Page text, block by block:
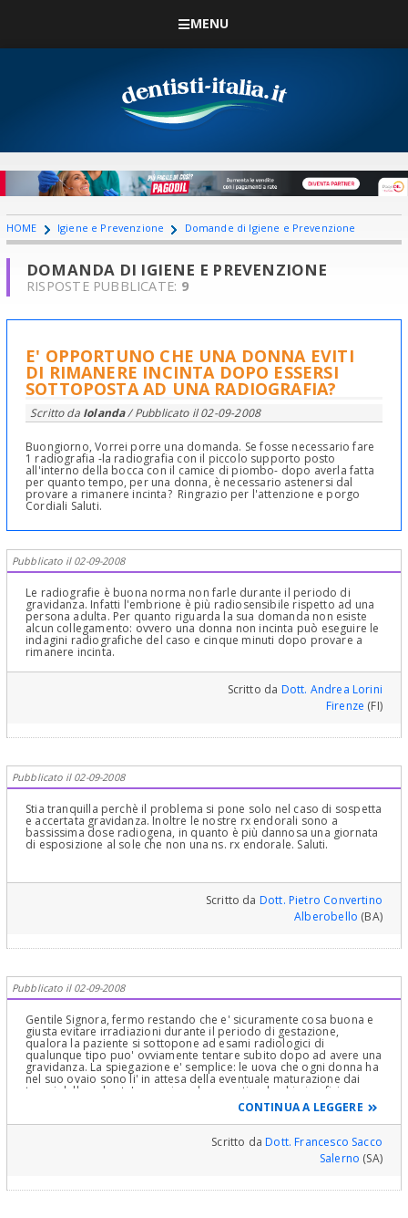
MENU
HOME Igiene e Prevenzione Domande di Igiene e Prevenzione
DOMANDA DI IGIENE E PREVENZIONE
RISPOSTE PUBBLICATE: 9
E' OPPORTUNO CHE UNA DONNA EVITI
DI RIMANERE INCINTA DOPO ESSERSI
SOTTOPOSTA AD UNA RADIOGRAFIA?
Scritto da Iolanda/ Pubblicato il02-09-2008
Buongiorno, Vorrei porre una domanda. Se fosse necessario fare
1 radiografia -la radiografia con il piccolo supporto posto
all'interno della bocca con il camice di piombo- dopo averla fatta
per quanto tempo, per una donna, è necessario astenersi dal
provare a rimanere incinta? Ringrazio per l'attenzione e porgo
Cordiali Saluti.
Pubblicato il 02-09-2008
Le radiografie è buona norma non farle durante il periodo di
gravidanza. Infatti l'embrione è più radiosensibile rispetto ad una
persona adulta. Per quanto riguarda la sua domanda non esiste
alcun collegamento: ovvero una donna non incinta può eseguire le
indagini radiografiche del caso e cinque minuti dopo provare a
rimanere incinta.
Scritto da Dott. Andrea Lorini
Firenze (FI)
Pubblicato il 02-09-2008
Stia tranquilla perchè il problema si pone solo nel caso di sospetta
e accertata gravidanza. Inoltre le nostre rx endorali sono a
bassissima dose radiogena, in quanto è più dannosa una giornata
di esposizione al sole che non una ns. rx endorale. Saluti.
Scritto da Dott. Pietro Convertino
Alberobello (BA)
Pubblicato il 02-09-2008
Gentile Signora, fermo restando che e' sicuramente cosa buona e
giusta evitare irradiazioni durante il periodo di gestazione,
qualora la paziente si sottopone ad esami radiologici di
qualunque tipo puo' ovviamente tentare subito dopo ad avere una
gravidanza. La spiegazione e' semplice: le uova che ogni donna ha
nel suo ovaio sono li' in attesa della eventuale maturazione dai
tempi della puberta' per cui qualunque stimolo chimico-fisico
potrebbe alterarne il DNA. Fortunatamente le quantita' di
radiazioni usate a scopo diagnostico rendono cio' estremamente
improbabile. Diversa cosa e' l'embrione che e' ovviamente
formato da cellule in rapidissimo turnover per cui sicuramente piu'
radiosensibile di un individuo formato. Cordialmente
CONTINUA A LEGGERE
Scritto daDott. Francesco Sacco
Salerno (SA)